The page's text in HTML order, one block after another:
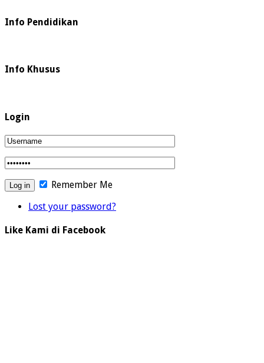
Info Pendidikan
Info Khusus
Login
Remember Me
Lost your password?
Like Kami di Facebook